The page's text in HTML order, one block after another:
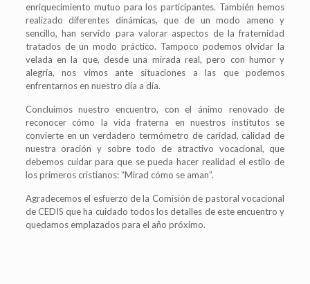
enriquecimiento mutuo para los participantes. También hemos
realizado diferentes dinámicas, que de un modo ameno y
sencillo, han servido para valorar aspectos de la fraternidad
tratados de un modo práctico. Tampoco podemos olvidar la
velada en la que, desde una mirada real, pero con humor y
alegría, nos vimos ante situaciones a las que podemos
enfrentarnos en nuestro día a día.
Concluimos nuestro encuentro, con el ánimo renovado de
reconocer cómo la vida fraterna en nuestros institutos se
convierte en un verdadero termómetro de caridad, calidad de
nuestra oración y sobre todo de atractivo vocacional, que
debemos cuidar para que se pueda hacer realidad el estilo de
los primeros cristianos: “Mirad cómo se aman”.
Agradecemos el esfuerzo de la Comisión de pastoral vocacional
de CEDIS que ha cuidado todos los detalles de este encuentro y
quedamos emplazados para el año próximo.